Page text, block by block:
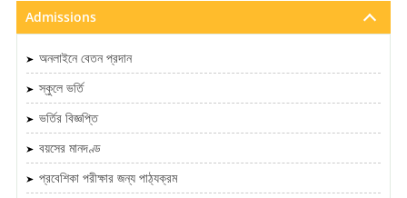
Admissions
অনলাইনে বেতন প্রদান
স্কুলে ভর্তি
ভর্তির বিজ্ঞপ্তি
বয়সের মানদণ্ড
প্রবেশিকা পরীক্ষার জন্য পাঠ্যক্রম